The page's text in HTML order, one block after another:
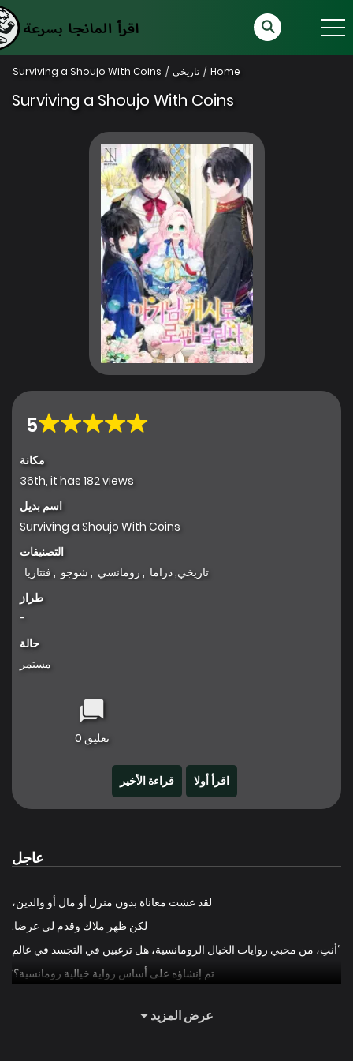
Home تاريخي Surviving a Shoujo With Coins
Surviving a Shoujo With Coins
5
مكانة
36th, it has 182 views
اسم بديل
Surviving a Shoujo With Coins
التصنيفات
تاريخي,دراما , رومانسي , شوجو , فنتازيا
طراز
-
حالة
مستمر
تعليق 0
اقرأ أولا قراءة الأخير
عاجل
لقد عشت معاناة بدون منزل أو مال أو والدين،
لكن ظهر ملاك وقدم لي عرضا.
‘أنتِ، من محبي روايات الخيال الرومانسية، هل ترغبين في التجسد في عالم
تم إنشاؤه على أساس رواية خيالية رومانسية؟’
(وسيم) يطعمانني بالملعقة، بل ويهدياني منجم ألماس.
عرض المزيد